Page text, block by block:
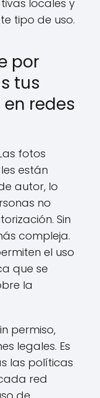
locales y
tipo de uso.
por
tus
redes
fotos
están
autor, lo
no
Sin
compleja.
el uso
que se
la
permiso,
legales. Es
las políticas
red